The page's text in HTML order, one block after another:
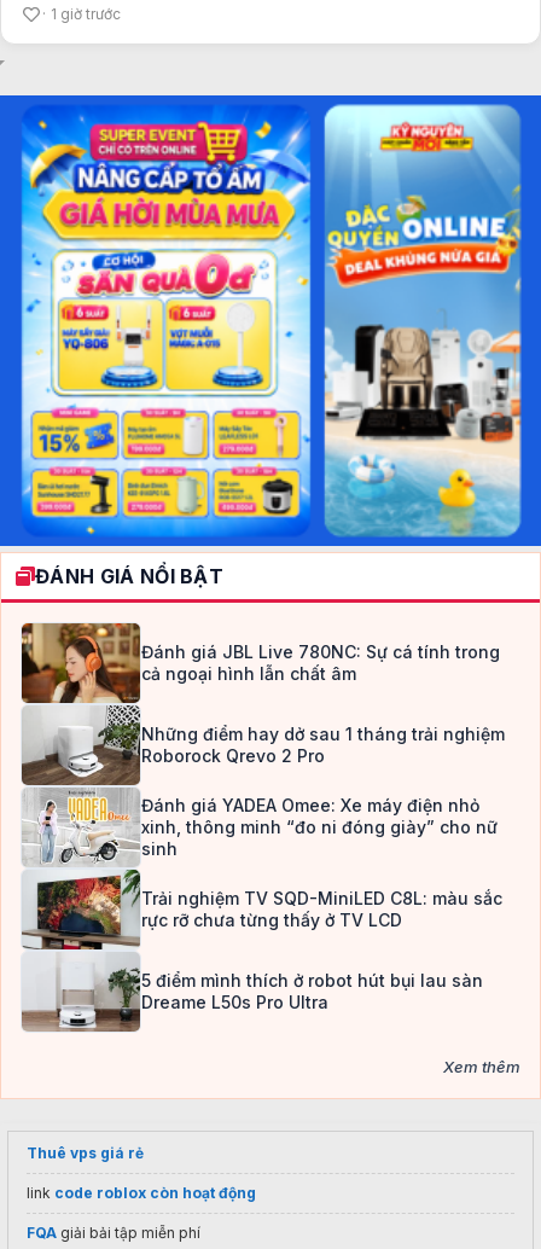
1 giờ trước
ĐÁNH GIÁ NỔI BẬT
Đánh giá JBL Live 780NC: Sự cá tính trong
cả ngoại hình lẫn chất âm
Những điểm hay dở sau 1 tháng trải nghiệm
Roborock Qrevo 2 Pro
Đánh giá YADEA Omee: Xe máy điện nhỏ
xinh, thông minh “đo ni đóng giày” cho nữ
sinh
Trải nghiệm TV SQD-MiniLED C8L: màu sắc
rực rỡ chưa từng thấy ở TV LCD
5 điểm mình thích ở robot hút bụi lau sàn
Dreame L50s Pro Ultra
Xem thêm
Thuê vps giá rẻ
link code roblox còn hoạt động
FQA giải bải tập miễn phí